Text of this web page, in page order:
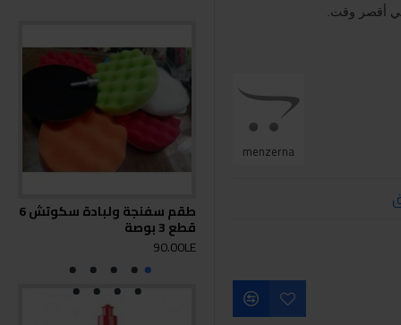
في أقصر وقت.
menzerna
طقم سفنجة ولبادة سكوتش 6
قطع 3 بوصة
90.00LE